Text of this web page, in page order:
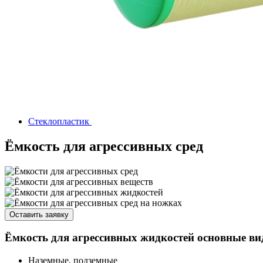
Стеклопластик
Ёмкость для агрессивных сред
Оставить заявку
Ёмкость для агрессивных жидкостей основные
Наземные, подземные